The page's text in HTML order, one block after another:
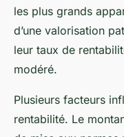
les plus grands
d’une valorisation
leur taux de
modéré.
Plusieurs facteurs
rentabilité. Le